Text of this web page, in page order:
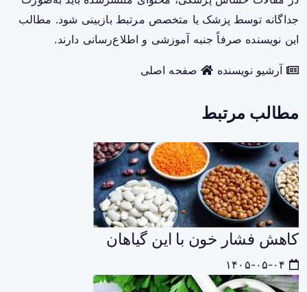
جداگانه توسط پزشک یا متخصص مرتبط بازبینی شود. مطالب
این نویسنده صرفاً جنبه آموزشی و اطلاع‌رسانی دارند.
آرشیو نویسنده صفحه اصلی
مطالب مرتبط
کاهش فشار خون با این گیاهان